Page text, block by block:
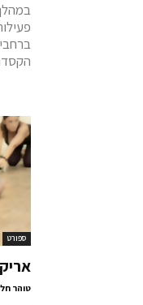
ספורט
טוהר